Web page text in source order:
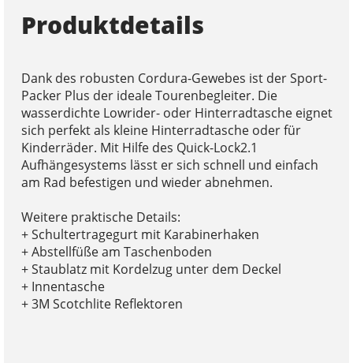
Produktdetails
Dank des robusten Cordura-Gewebes ist der Sport-
Packer Plus der ideale Tourenbegleiter. Die
wasserdichte Lowrider- oder Hinterradtasche eignet
sich perfekt als kleine Hinterradtasche oder für
Kinderräder. Mit Hilfe des Quick-Lock2.1
Aufhängesystems lässt er sich schnell und einfach
am Rad befestigen und wieder abnehmen.
Weitere praktische Details:
+ Schultertragegurt mit Karabinerhaken
+ Abstellfüße am Taschenboden
+ Staublatz mit Kordelzug unter dem Deckel
+ Innentasche
+ 3M Scotchlite Reflektoren